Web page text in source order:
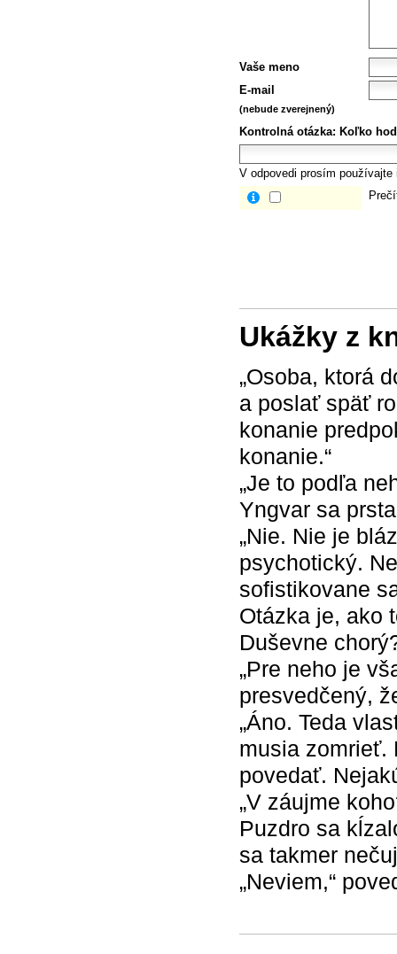
Vaše meno
E-mail
(nebude zverejnený)
Kontrolná otázka: Koľko
V odpovedi prosím
Ukážky z
„Osoba, ktorá
a poslať späť
konanie
konanie.“
„Je to podľa
Yngvar sa
„Nie. Nie je
psychotický.
sofistikovane
Otázka je, ako
Duševne
„Pre neho je
presvedčený,
„Áno. Teda
musia zomrieť.
povedať.
„V záujme
Puzdro sa
sa takmer
„Neviem,“